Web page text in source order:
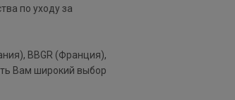
по уходу за
BBGR (Франция),
Вам широкий выбор